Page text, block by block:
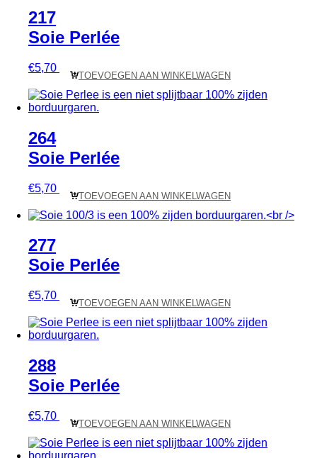
217
Soie Perlée
€5,70
TOEVOEGEN AAN WINKELWAGEN
264
Soie Perlée
€5,70
TOEVOEGEN AAN WINKELWAGEN
277
Soie Perlée
€5,70
TOEVOEGEN AAN WINKELWAGEN
288
Soie Perlée
€5,70
TOEVOEGEN AAN WINKELWAGEN